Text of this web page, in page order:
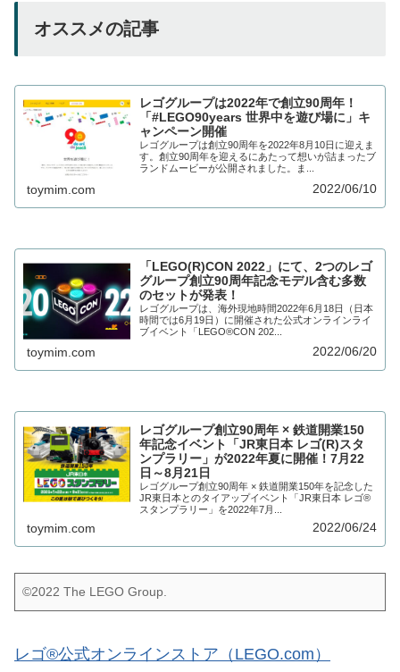
オススメの記事
レゴグループは2022年で創立90周年！
「#LEGO90years 世界中を遊び場に」キ
ャンペーン開催
レゴグループは創立90周年を2022年8月10日に迎えま
す。創立90周年を迎えるにあたって想いが詰まったブ
ランドムービーが公開されました。ま...
toymim.com 2022/06/10
「LEGO(R)CON 2022」にて、2つのレゴ
グループ創立90周年記念モデル含む多数
のセットが発表！
レゴグループは、海外現地時間2022年6月18日（日本
時間では6月19日）に開催された公式オンラインライ
ブイベント「LEGO®CON 202...
toymim.com 2022/06/20
レゴグループ創立90周年 × 鉄道開業150
年記念イベント「JR東日本 レゴ(R)スタ
ンプラリー」が2022年夏に開催！7月22
日～8月21日
レゴグループ創立90周年 × 鉄道開業150年を記念した
JR東日本とのタイアップイベント「JR東日本 レゴ®
スタンプラリー」を2022年7月...
toymim.com 2022/06/24
©2022 The LEGO Group.
レゴ®公式オンラインストア（LEGO.com）